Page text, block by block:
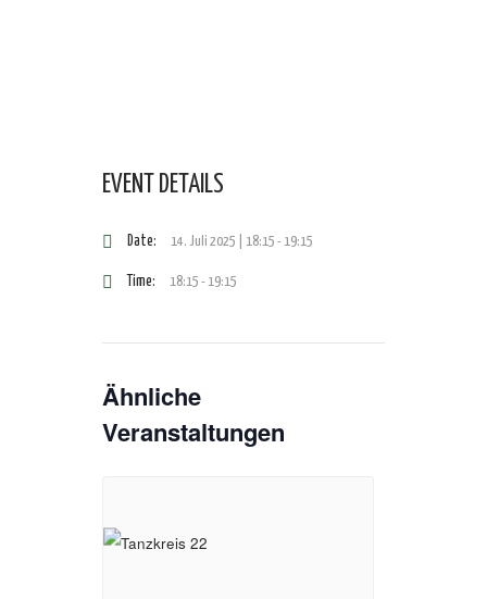
EVENT DETAILS
Date: 14. Juli 2025 | 18:15 -19:15
Time: 18:15 - 19:15
Ähnliche
Veranstaltungen